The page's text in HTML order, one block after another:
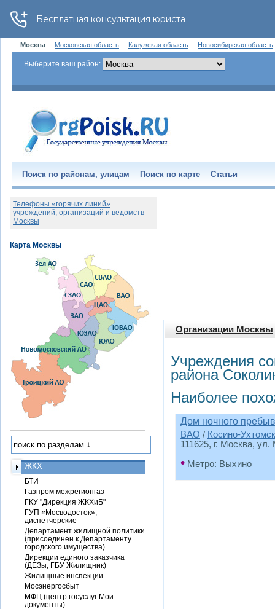
Москва Московская область Калужская область Новосибирская область
Выберите ваш район:
Поиск по районам, улицам Поиск по карте Статьи
Организации Москвы
Учреждения
района
Наиболее
Дом ночного
ВАО / Косино-
111625, г. Москва,
• Метро: Выхино
Телефоны «горячих линий»
учреждений, организаций и ведомств
Москвы
ЖКХ
БТИ
Газпром межрегионгаз
ГКУ "Дирекция ЖКХиБ"
ГУП «Мосводосток»,
диспетчерские
Департамент жилищной политики
(присоединен к Департаменту
городского имущества)
Дирекции единого заказчика
(ДЕЗы, ГБУ Жилищник)
Жилищные инспекции
Мосэнергосбыт
МФЦ (центр госуслуг Мои
документы)